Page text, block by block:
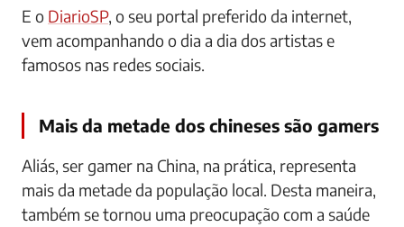
E o DiarioSP, o seu portal preferido da internet,
vem acompanhando o dia a dia dos artistas e
famosos nas redes sociais.
Mais da metade dos chineses são gamers
Aliás, ser gamer na China, na prática, representa
mais da metade da população local. Desta maneira,
também se tornou uma preocupação com a saúde